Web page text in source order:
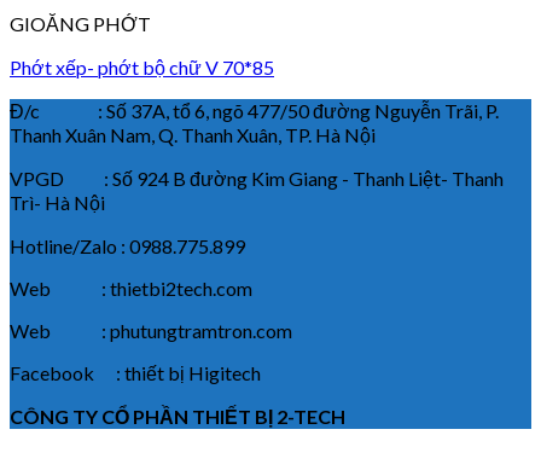
GIOĂNG PHỚT
Phớt xếp- phớt bộ chữ V 70*85
Đ/c : Số 37A, tổ 6, ngõ 477/50 đường Nguyễn Trãi, P.
Thanh Xuân Nam, Q. Thanh Xuân, TP. Hà Nội
VPGD : Số 924 B đường Kim Giang - Thanh Liệt- Thanh
Trì- Hà Nội
Hotline/Zalo : 0988.775.899
Web : thietbi2tech.com
Web : phutungtramtron.com
Facebook : thiết bị Higitech
CÔNG TY CỔ PHẦN THIẾT BỊ 2-TECH